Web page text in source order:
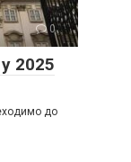
0
2025
до